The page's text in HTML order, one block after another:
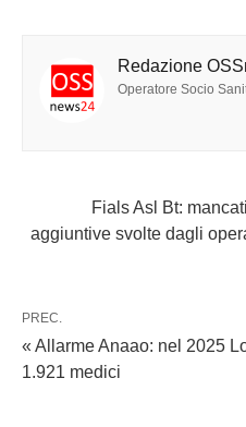
Redazione
Operatore Socio
Fials Asl Bt:
aggiuntive svolte dagli
PREC.
« Allarme Anaao: nel 2025
1.921 medici